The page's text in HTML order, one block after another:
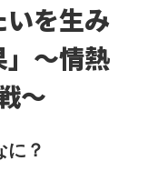
を生み
」〜情熱
〜
に？